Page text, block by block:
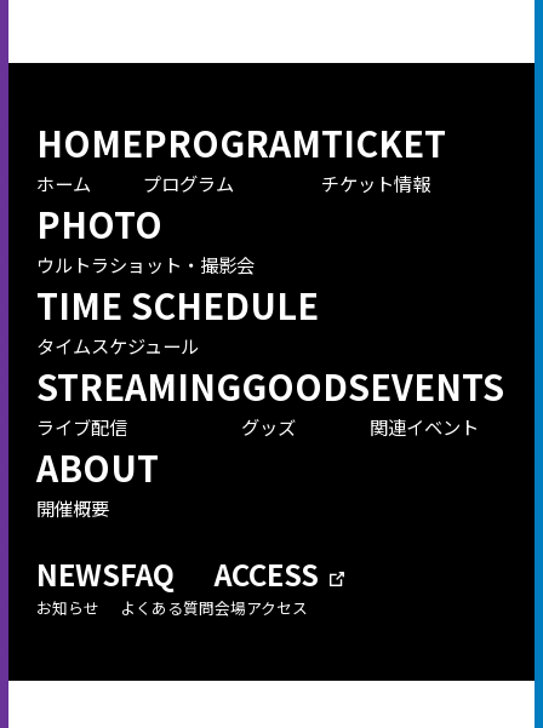
HOME
ホーム
PROGRAM
プログラム
TICKET
チケット情報
PHOTO
ウルトラショット・撮影会
TIME SCHEDULE
タイムスケジュール
STREAMING
ライブ配信
GOODS
グッズ
EVENTS
関連イベント
ABOUT
開催概要
NEWS
お知らせ
FAQ
よくある質問
ACCESS
会場アクセス